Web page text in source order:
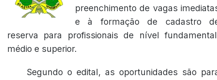
preenchimento de vagas
e à formação de cadastro
reserva para profissionais de nível
médio e superior.
Segundo o edital, as oportunidades são